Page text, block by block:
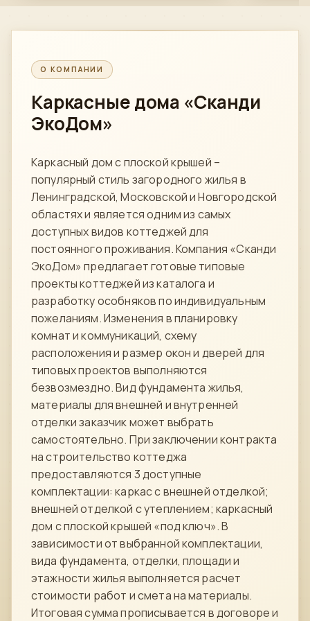
О КОМПАНИИ
Каркасные дома «Сканди
ЭкоДом»
Каркасный дом с плоской крышей –
популярный стиль загородного жилья в
Ленинградской, Московской и Новгородской
областях и является одним из самых
доступных видов коттеджей для
постоянного проживания. Компания «Сканди
ЭкоДом» предлагает готовые типовые
проекты коттеджей из каталога и
разработку особняков по индивидуальным
пожеланиям. Изменения в планировку
комнат и коммуникаций, схему
расположения и размер окон и дверей для
типовых проектов выполняются
безвозмездно. Вид фундамента жилья,
материалы для внешней и внутренней
отделки заказчик может выбрать
самостоятельно. При заключении контракта
на строительство коттеджа
предоставляются 3 доступные
комплектации: каркас с внешней отделкой;
внешней отделкой с утеплением; каркасный
дом с плоской крышей «под ключ». В
зависимости от выбранной комплектации,
вида фундамента, отделки, площади и
этажности жилья выполняется расчет
стоимости работ и смета на материалы.
Итоговая сумма прописывается в договоре и